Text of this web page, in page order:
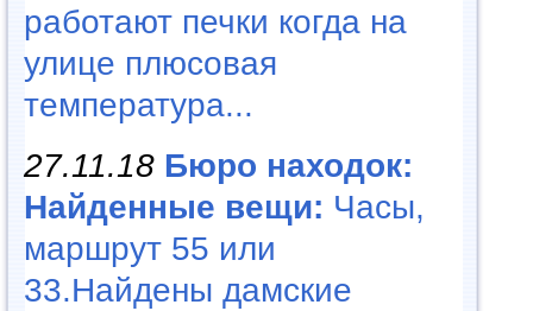
работают печки когда на
улице плюсовая
температура...
27.11.18 Бюро находок:
Найденные вещи: Часы,
маршрут 55 или
33.Найдены дамские